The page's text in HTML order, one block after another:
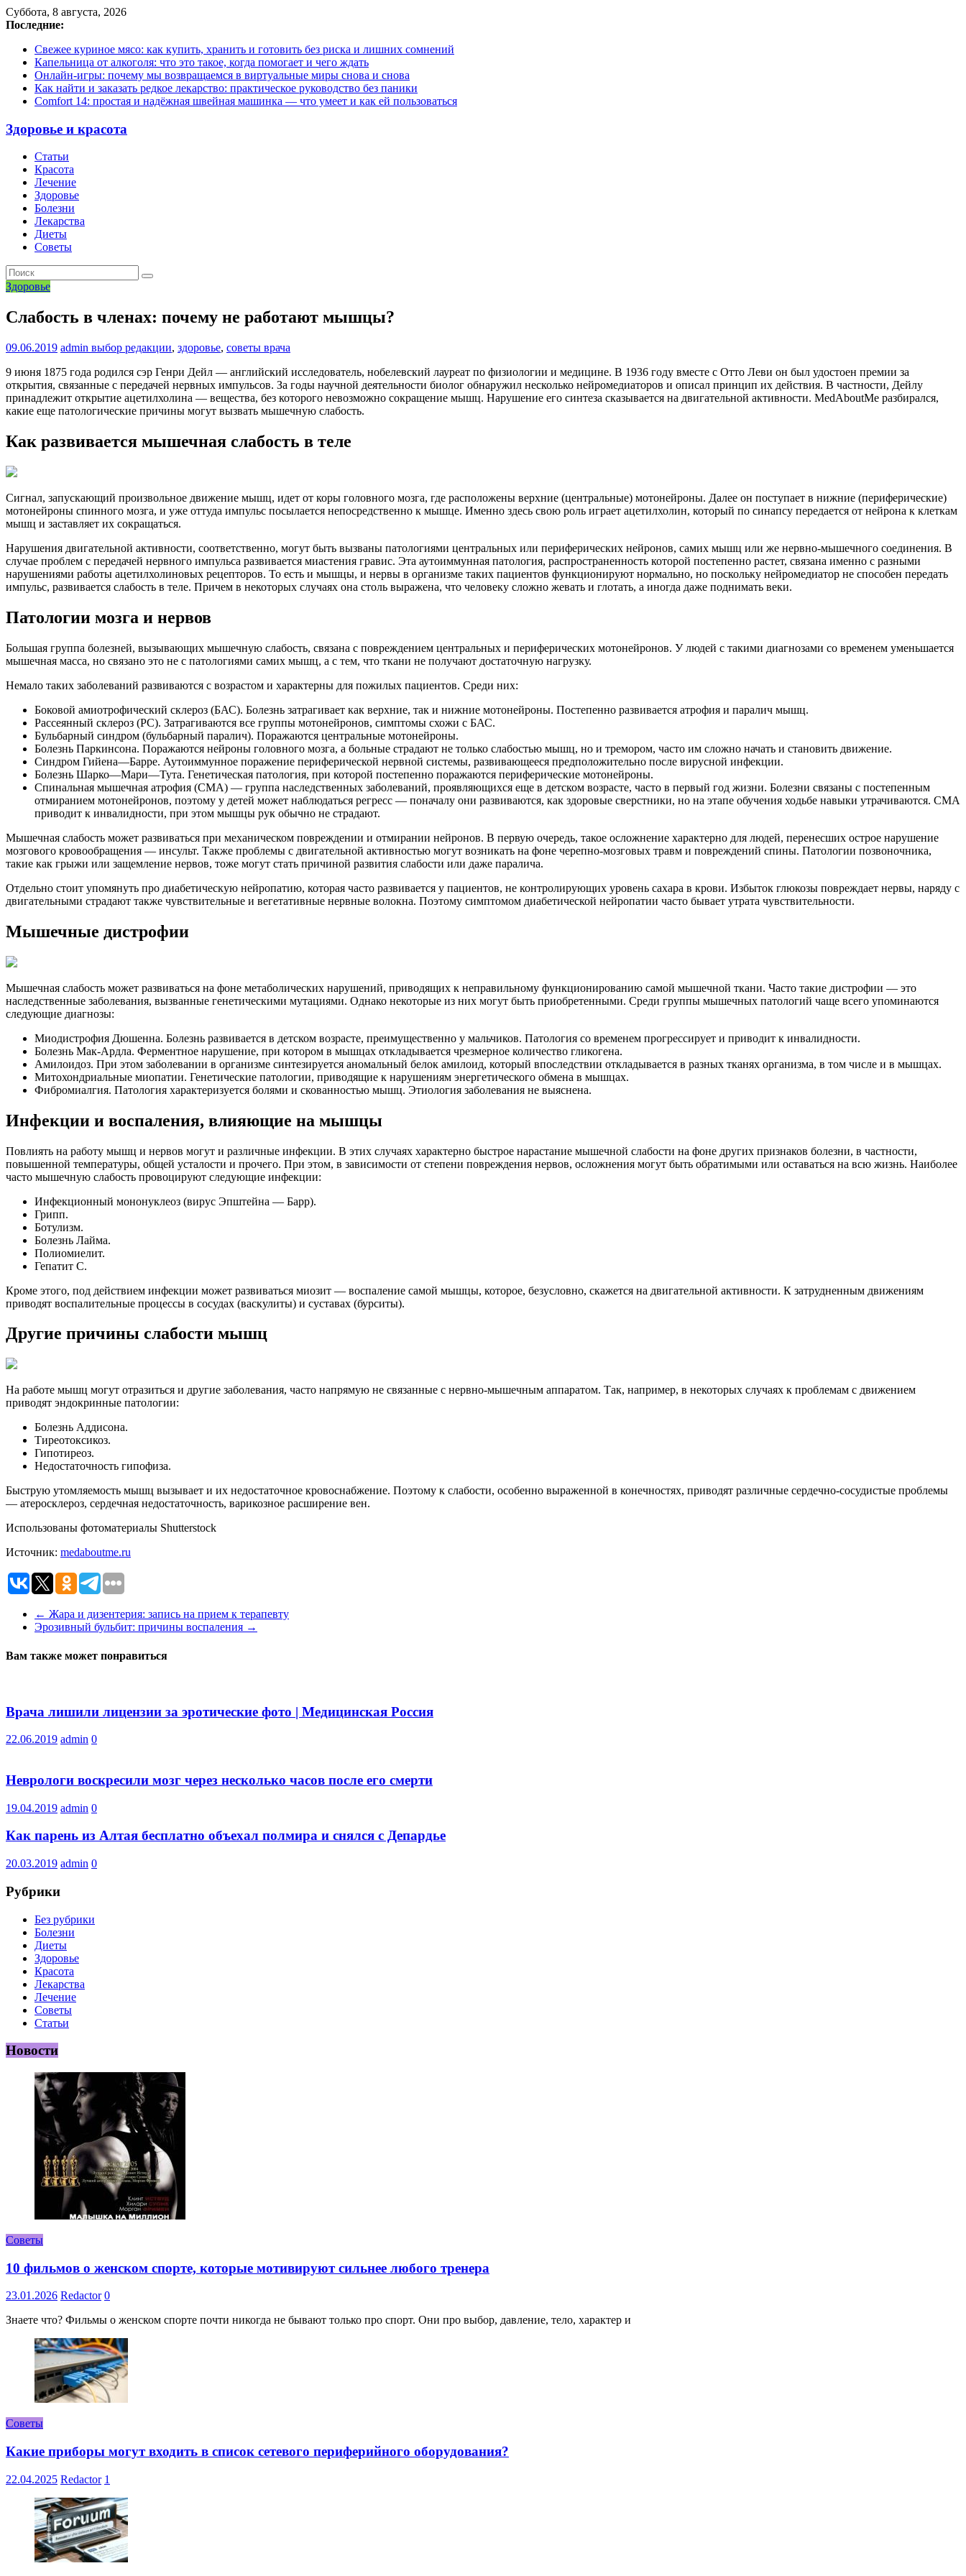
Суббота, 8 августа, 2026
Последние:
Свежее куриное мясо: как купить, хранить и готовить без риска и лишних сомнений
Капельница от алкоголя: что это такое, когда помогает и чего ждать
Онлайн-игры: почему мы возвращаемся в виртуальные миры снова и снова
Как найти и заказать редкое лекарство: практическое руководство без паники
Comfort 14: простая и надёжная швейная машинка — что умеет и как ей пользоваться
Здоровье и красота
Статьи
Красота
Лечение
Здоровье
Болезни
Лекарства
Диеты
Советы
Здоровье
Слабость в членах: почему не работают мышцы?
09.06.2019 admin выбор редакции, здоровье, советы врача
9 июня 1875 года родился сэр Генри Дейл — английский исследователь, нобелевский лауреат по физиологии и медицине. В 1936 году вместе с Отто Леви он был удостоен премии за
открытия, связанные с передачей нервных импульсов. За годы научной деятельности биолог обнаружил несколько нейромедиаторов и описал принцип их действия. В частности, Дейлу
принадлежит открытие ацетилхолина — вещества, без которого невозможно сокращение мышц. Нарушение его синтеза сказывается на двигательной активности. MedAboutMe разбирался,
какие еще патологические причины могут вызвать мышечную слабость.
Как развивается мышечная слабость в теле
Сигнал, запускающий произвольное движение мышц, идет от коры головного мозга, где расположены верхние (центральные) мотонейроны. Далее он поступает в нижние (периферические)
мотонейроны спинного мозга, и уже оттуда импульс посылается непосредственно к мышце. Именно здесь свою роль играет ацетилхолин, который по синапсу передается от нейрона к клеткам
мышц и заставляет их сокращаться.
Нарушения двигательной активности, соответственно, могут быть вызваны патологиями центральных или периферических нейронов, самих мышц или же нервно-мышечного соединения. В
случае проблем с передачей нервного импульса развивается миастения гравис. Эта аутоиммунная патология, распространенность которой постепенно растет, связана именно с разными
нарушениями работы ацетилхолиновых рецепторов. То есть и мышцы, и нервы в организме таких пациентов функционируют нормально, но поскольку нейромедиатор не способен передать
импульс, развивается слабость в теле. Причем в некоторых случаях она столь выражена, что человеку сложно жевать и глотать, а иногда даже поднимать веки.
Патологии мозга и нервов
Большая группа болезней, вызывающих мышечную слабость, связана с повреждением центральных и периферических мотонейронов. У людей с такими диагнозами со временем уменьшается
мышечная масса, но связано это не с патологиями самих мышц, а с тем, что ткани не получают достаточную нагрузку.
Немало таких заболеваний развиваются с возрастом и характерны для пожилых пациентов. Среди них:
Боковой амиотрофический склероз (БАС). Болезнь затрагивает как верхние, так и нижние мотонейроны. Постепенно развивается атрофия и паралич мышц.
Рассеянный склероз (РС). Затрагиваются все группы мотонейронов, симптомы схожи с БАС.
Бульбарный синдром (бульбарный паралич). Поражаются центральные мотонейроны.
Болезнь Паркинсона. Поражаются нейроны головного мозга, а больные страдают не только слабостью мышц, но и тремором, часто им сложно начать и становить движение.
Синдром Гийена—Барре. Аутоиммунное поражение периферической нервной системы, развивающееся предположительно после вирусной инфекции.
Болезнь Шарко—Мари—Тута. Генетическая патология, при которой постепенно поражаются периферические мотонейроны.
Спинальная мышечная атрофия (СМА) — группа наследственных заболеваний, проявляющихся еще в детском возрасте, часто в первый год жизни. Болезни связаны с постепенным
отмиранием мотонейронов, поэтому у детей может наблюдаться регресс — поначалу они развиваются, как здоровые сверстники, но на этапе обучения ходьбе навыки утрачиваются. СМА
приводит к инвалидности, при этом мышцы рук обычно не страдают.
Мышечная слабость может развиваться при механическом повреждении и отмирании нейронов. В первую очередь, такое осложнение характерно для людей, перенесших острое нарушение
мозгового кровообращения — инсульт. Также проблемы с двигательной активностью могут возникать на фоне черепно-мозговых травм и повреждений спины. Патологии позвоночника,
такие как грыжи или защемление нервов, тоже могут стать причиной развития слабости или даже паралича.
Отдельно стоит упомянуть про диабетическую нейропатию, которая часто развивается у пациентов, не контролирующих уровень сахара в крови. Избыток глюкозы повреждает нервы, наряду с
двигательными страдают также чувствительные и вегетативные нервные волокна. Поэтому симптомом диабетической нейропатии часто бывает утрата чувствительности.
Мышечные дистрофии
Мышечная слабость может развиваться на фоне метаболических нарушений, приводящих к неправильному функционированию самой мышечной ткани. Часто такие дистрофии — это
наследственные заболевания, вызванные генетическими мутациями. Однако некоторые из них могут быть приобретенными. Среди группы мышечных патологий чаще всего упоминаются
следующие диагнозы:
Миодистрофия Дюшенна. Болезнь развивается в детском возрасте, преимущественно у мальчиков. Патология со временем прогрессирует и приводит к инвалидности.
Болезнь Мак-Ардла. Ферментное нарушение, при котором в мышцах откладывается чрезмерное количество гликогена.
Амилоидоз. При этом заболевании в организме синтезируется аномальный белок амилоид, который впоследствии откладывается в разных тканях организма, в том числе и в мышцах.
Митохондриальные миопатии. Генетические патологии, приводящие к нарушениям энергетического обмена в мышцах.
Фибромиалгия. Патология характеризуется болями и скованностью мышц. Этиология заболевания не выяснена.
Инфекции и воспаления, влияющие на мышцы
Повлиять на работу мышц и нервов могут и различные инфекции. В этих случаях характерно быстрое нарастание мышечной слабости на фоне других признаков болезни, в частности,
повышенной температуры, общей усталости и прочего. При этом, в зависимости от степени повреждения нервов, осложнения могут быть обратимыми или оставаться на всю жизнь. Наиболее
часто мышечную слабость провоцируют следующие инфекции:
Инфекционный мононуклеоз (вирус Эпштейна — Барр).
Грипп.
Ботулизм.
Болезнь Лайма.
Полиомиелит.
Гепатит С.
Кроме этого, под действием инфекции может развиваться миозит — воспаление самой мышцы, которое, безусловно, скажется на двигательной активности. К затрудненным движениям
приводят воспалительные процессы в сосудах (васкулиты) и суставах (бурситы).
Другие причины слабости мышц
На работе мышц могут отразиться и другие заболевания, часто напрямую не связанные с нервно-мышечным аппаратом. Так, например, в некоторых случаях к проблемам с движением
приводят эндокринные патологии:
Болезнь Аддисона.
Тиреотоксикоз.
Гипотиреоз.
Недостаточность гипофиза.
Быструю утомляемость мышц вызывает и их недостаточное кровоснабжение. Поэтому к слабости, особенно выраженной в конечностях, приводят различные сердечно-сосудистые проблемы
— атеросклероз, сердечная недостаточность, варикозное расширение вен.
Использованы фотоматериалы Shutterstock
Источник: medaboutme.ru
← Жара и дизентерия: запись на прием к терапевту
Эрозивный бульбит: причины воспаления →
Вам также может понравиться
Врача лишили лицензии за эротические фото | Медицинская Россия
22.06.2019 admin 0
Неврологи воскресили мозг через несколько часов после его смерти
19.04.2019 admin 0
Как парень из Алтая бесплатно объехал полмира и снялся с Депардье
20.03.2019 admin 0
Рубрики
Без рубрики
Болезни
Диеты
Здоровье
Красота
Лекарства
Лечение
Советы
Статьи
Новости
Советы
10 фильмов о женском спорте, которые мотивируют сильнее любого тренера
23.01.2026 Redactor 0
Знаете что? Фильмы о женском спорте почти никогда не бывают только про спорт. Они про выбор, давление, тело, характер и
Советы
Какие приборы могут входить в список сетевого периферийного оборудования?
22.04.2025 Redactor 1